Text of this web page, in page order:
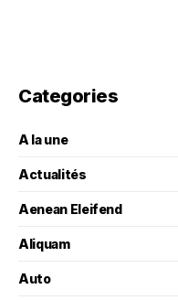
Categories
A la une
Actualités
Aenean Eleifend
Aliquam
Auto